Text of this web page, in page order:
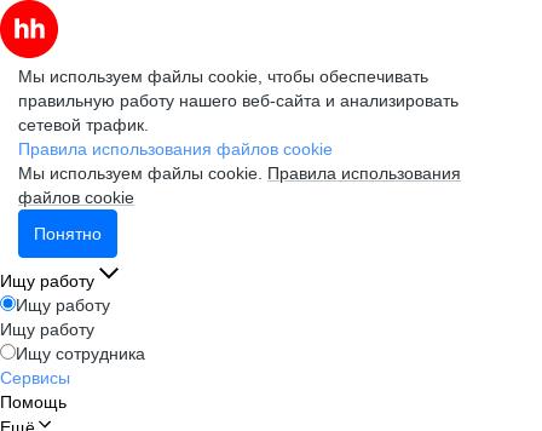
Мы используем файлы cookie, чтобы обеспечивать
правильную работу нашего веб-сайта и анализировать
сетевой трафик.
Правила использования файлов cookie
Мы используем файлы cookie. Правила использования
файлов cookie
Понятно
Ищу работу
Ищу работу
Ищу работу
Ищу сотрудника
Сервисы
Помощь